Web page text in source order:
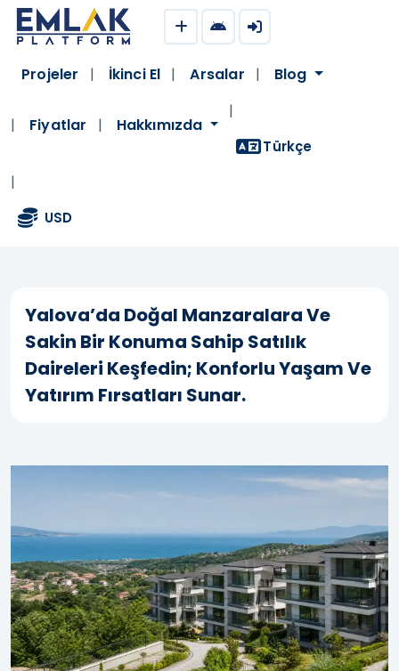
Projeler İkinci El Arsalar Blog
Fiyatlar Hakkımızda
Türkçe
USD
Yalova’da Doğal Manzaralı Ve Sakin
Konumda Satılık Daireler
Yalova’da Doğal Manzaralara Ve
Sakin Bir Konuma Sahip Satılık
Daireleri Keşfedin; Konforlu Yaşam Ve
Yatırım Fırsatları Sunar.